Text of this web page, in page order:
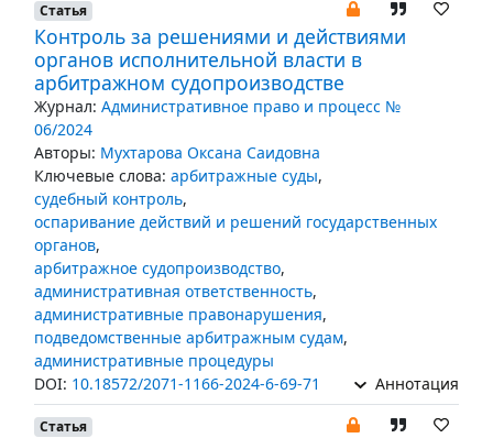
Статья
Контроль за решениями и действиями
органов исполнительной власти в
арбитражном судопроизводстве
Журнал: Административное право и процесс №
06/2024
Авторы: Мухтарова Оксана Саидовна
Ключевые слова: арбитражные суды,
судебный контроль,
оспаривание действий и решений государственных
органов,
арбитражное судопроизводство,
административная ответственность,
административные правонарушения,
подведомственные арбитражным судам,
административные процедуры
DOI: 10.18572/2071-1166-2024-6-69-71 Аннотация
Статья